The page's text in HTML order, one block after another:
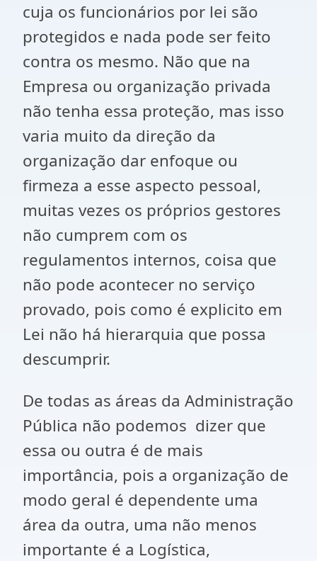
cuja os funcionários por lei são
protegidos e nada pode ser feito
contra os mesmo. Não que na
Empresa ou organização privada
não tenha essa proteção, mas isso
varia muito da direção da
organização dar enfoque ou
firmeza a esse aspecto pessoal,
muitas vezes os próprios gestores
não cumprem com os
regulamentos internos, coisa que
não pode acontecer no serviço
provado, pois como é explicito em
Lei não há hierarquia que possa
descumprir.
De todas as áreas da Administração
Pública não podemos dizer que
essa ou outra é de mais
importância, pois a organização de
modo geral é dependente uma
área da outra, uma não menos
importante é a Logística,